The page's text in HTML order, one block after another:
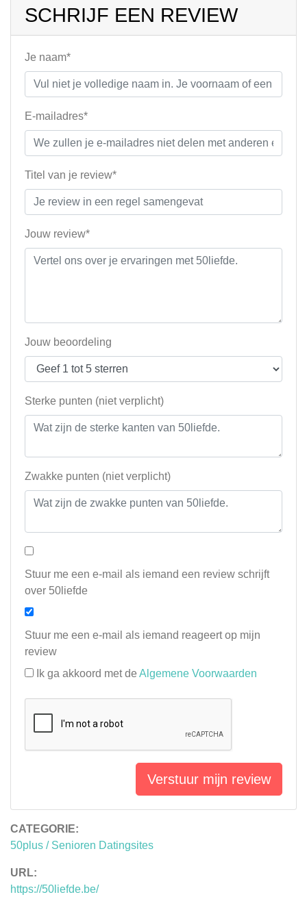
CATEGORIE:
50plus / Senioren Datingsites
URL:
https://50liefde.be/
SCHRIJF EEN REVIEW
Je naam*
E-mailadres*
Titel van je review*
Jouw review*
Jouw beoordeling
Sterke punten (niet verplicht)
Zwakke punten (niet verplicht)
Stuur me een e-mail als iemand een review schrijft
over 50liefde
Stuur me een e-mail als iemand reageert op mijn
review
Ik ga akkoord met de Algemene Voorwaarden
Verstuur mijn review